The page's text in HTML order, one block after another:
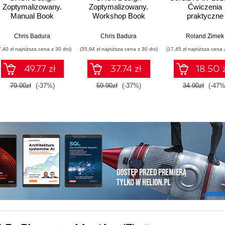
Zoptymalizowany.
Manual Book
Chris Badura
zł najniższa cena z 30 dni)
49.77 zł
79.00zł (-37%)
Zoptymalizowany.
Workshop Book
Chris Badura
(35,94 zł najniższa cena z 30 dni)
37.74 zł
59.90zł (-37%)
Ćwiczenia
praktyczne
Roland Zimek
(17,45 zł najniższa cena
18.50
34.90zł (-